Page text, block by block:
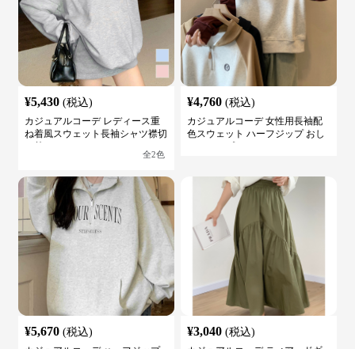
¥5,430 (税込)
カジュアルコーデ レディース重
ね着風スウェット長袖シャツ襟切
全2色
¥4,760 (税込)
カジュアルコーデ 女性用長袖配
色スウェット ハーフジップ おし
¥5,670 (税込) ¥3,040 (税込)